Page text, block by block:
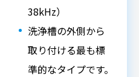
38kHz）
洗浄槽の外側から
取り付ける最も標
準的なタイプです。